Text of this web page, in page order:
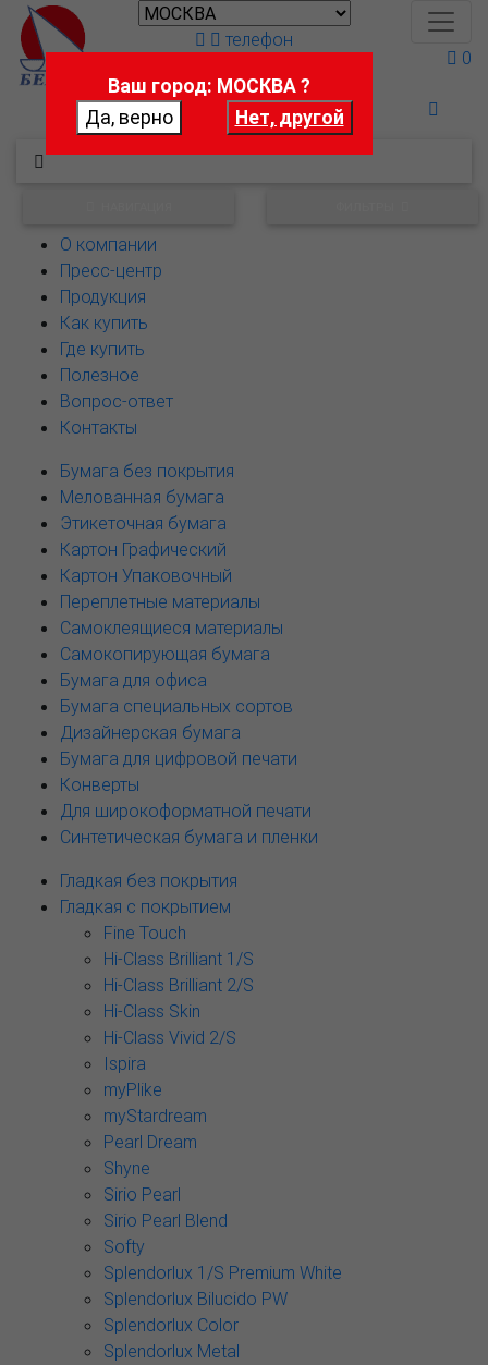
Поможем выбрать
телефон
0
О компании
Пресс-центр
Продукция
Как купить
Где купить
Полезное
Вопрос-ответ
Контакты
Бумага без покрытия
Мелованная бумага
Этикеточная бумага
Картон Графический
Картон Упаковочный
Переплетные материалы
Самоклеящиеся материалы
Самокопирующая бумага
Бумага для офиса
Бумага специальных сортов
Дизайнерская бумага
Бумага для цифровой печати
Конверты
Для широкоформатной печати
Синтетическая бумага и пленки
Гладкая без покрытия
Гладкая с покрытием
Fine Touch
Hi-Class Brilliant 1/S
Hi-Class Brilliant 2/S
Hi-Class Skin
Hi-Class Vivid 2/S
Ispira
myPlike
myStardream
Pearl Dream
Shyne
Sirio Pearl
Sirio Pearl Blend
Softy
Splendorlux 1/S Premium White
Splendorlux Bilucido PW
Splendorlux Color
Splendorlux Metal
Ваш город: МОСКВА ?